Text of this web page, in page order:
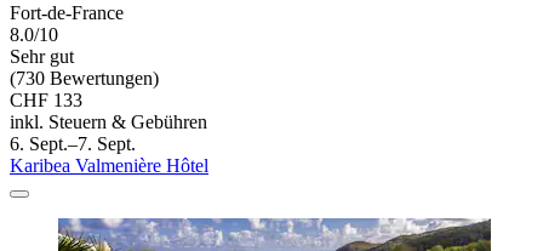
Fort-de-France
8.0/10
Sehr gut
(730 Bewertungen)
CHF 133
inkl. Steuern & Gebühren
6. Sept.–7. Sept.
Karibea Valmenière Hôtel